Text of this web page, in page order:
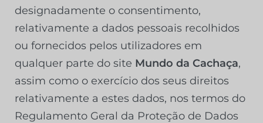
designadamente o consentimento,
relativamente a dados pessoais recolhidos
ou fornecidos pelos utilizadores em
qualquer parte do site Mundo da Cachaça,
assim como o exercício dos seus direitos
relativamente a estes dados, nos termos do
Regulamento Geral da Proteção de Dados